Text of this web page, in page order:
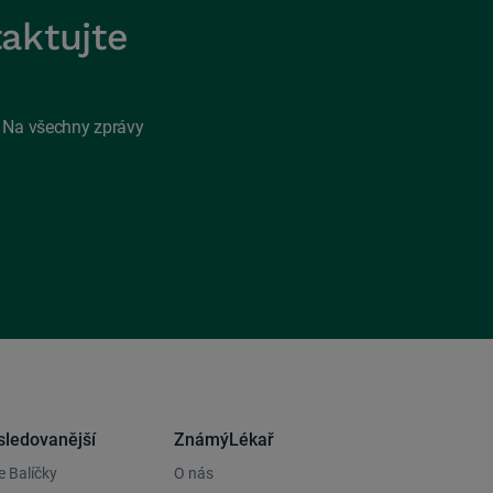
všechny zprávy
Balíčky
ZnámýLékař
O nás